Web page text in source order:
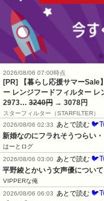
2026/08/06 07:00時点
[PR] 【暮らし応援サマーSale
ー レンジフードフィルター
2973… 3240円 → 3078円
スターフィルター（STARFILTER）
2026/08/06 02:33
あとで読む
新婚なのにフラれそうつらい・
はーとログ
2026/08/06 03:00
あとで読む
平野綾とかいう女声優につい
VIPPERな俺
2026/08/06 06:03
あとで読む